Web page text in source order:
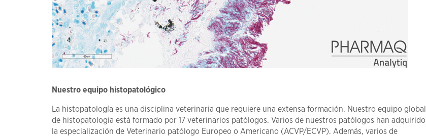
Nuestro equipo histopatológico
La histopatología es una disciplina veterinaria que requiere una extensa formación. Nuestro equipo global
de histopatología está formado por 17 veterinarios patólogos. Varios de nuestros patólogos han adquirido
la especialización de Veterinario patólogo Europeo o Americano (ACVP/ECVP). Además, varios de